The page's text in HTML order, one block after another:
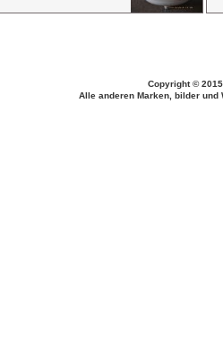
Copyright ©
Alle anderen Marken, bilder und